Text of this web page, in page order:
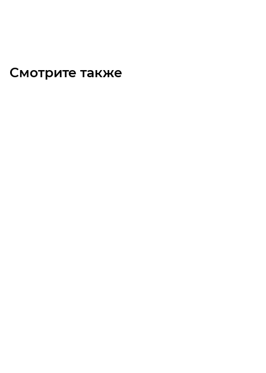
Смотрите также